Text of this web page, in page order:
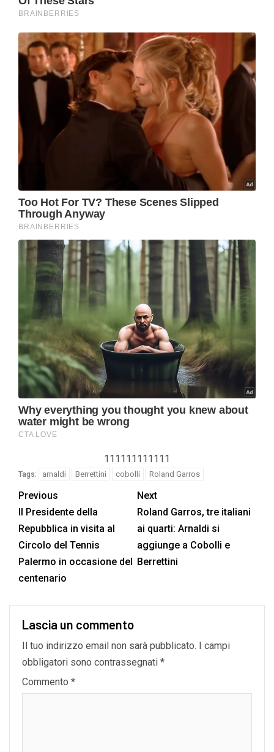
111111111111
Tags: arnaldi Berrettini cobolli Roland Garros
Previous
Il Presidente della
Repubblica in visita al
Circolo del Tennis
Palermo in occasione del
centenario
Next
Roland Garros, tre italiani
ai quarti: Arnaldi si
aggiunge a Cobolli e
Berrettini
Lascia un commento
Il tuo indirizzo email non sarà pubblicato. I campi
obbligatori sono contrassegnati *
Commento *